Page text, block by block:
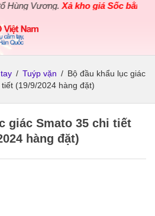
Vương.Xả kho giá Sốc bằng giá
/ Tuýp vặn / Bộ đầu khẩu lục giác
(19/9/2024 hàng đặt)
giác Smato 35 chi tiết
hàng đặt)